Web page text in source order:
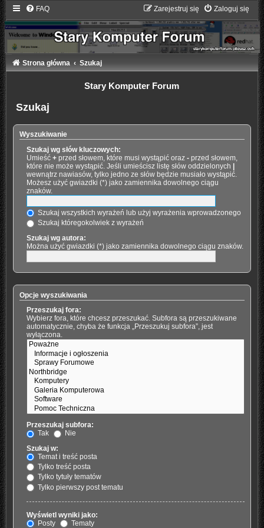
FAQ Zaloguj się
Zarejestruj się
Strona główna Szukaj
Stary Komputer Forum
Szukaj
Wyszukiwanie
Szukaj wg słów kluczowych:
Umieść +przed słowem, które musi wystąpić oraz -przed słowem,
które nie może wystąpić. Jeśli umieścisz listę słów oddzielonych
wewnątrz nawiasów, tylko jedno ze słów będzie musiało wystąpić.
Możesz użyć gwiazdki (*) jako zamiennika dowolnego ciągu
znaków.
Szukaj wszystkich wyrażeń lub użyj wyrażenia wprowadzonego
Szukaj któregokolwiek z wyrażeń
Szukaj wg autora:
Można użyć gwiazdki (*) jako zamiennika dowolnego ciągu znaków.
Opcje wyszukiwania
Przeszukaj fora:
Wybierz fora, które chcesz przeszukać. Subfora są przeszukiwane
automatycznie, chyba że funkcja „Przeszukuj subfora”, jest
wyłączona.
Przeszukaj subfora:
Tak
Nie
Szukaj w:
Temat i treść posta
Tylko treść posta
Tylko tytuły tematów
Tylko pierwszy post tematu
Wyświetl wyniki jako:
Posty
Tematy